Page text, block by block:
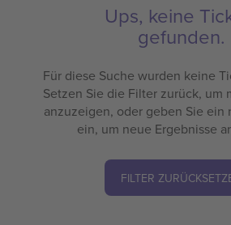
Ups, keine
gefunden.
Für diese Suche wurden keine
Setzen Sie die Filter zurück, um
anzuzeigen, oder geben Sie ein
ein, um neue Ergebnisse
FILTER